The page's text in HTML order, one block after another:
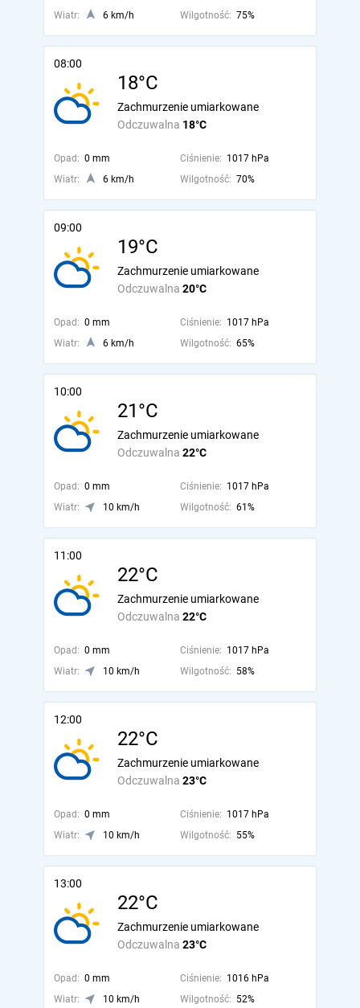
Wiatr: 6 km/h Wilgotność: 75%
08:00
18°C
Odczuwalna 18°C
Zachmurzenie umiarkowane
Opad: 0 mm Ciśnienie: 1017 hPa
Wiatr:
6 km/h Wilgotność: 70%
09:00
19°C
Odczuwalna 20°C
Zachmurzenie umiarkowane
Opad: 0 mm Ciśnienie: 1017 hPa
Wiatr:
6 km/h Wilgotność: 65%
10:00
21°C
Odczuwalna 22°C
Zachmurzenie umiarkowane
Opad: 0 mm Ciśnienie: 1017 hPa
Wiatr:
10 km/h Wilgotność: 61%
11:00
22°C
Odczuwalna 22°C
Zachmurzenie umiarkowane
Opad: 0 mm Ciśnienie: 1017 hPa
Wiatr:
10 km/h Wilgotność: 58%
12:00
22°C
Odczuwalna 23°C
Zachmurzenie umiarkowane
Opad: 0 mm Ciśnienie: 1017 hPa
Wiatr:
10 km/h Wilgotność: 55%
13:00
22°C
Odczuwalna 23°C
Zachmurzenie umiarkowane
Opad: 0 mm Ciśnienie: 1016 hPa
Wiatr:
10 km/h Wilgotność: 52%